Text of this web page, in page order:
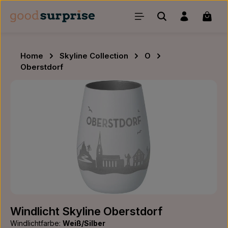
Zum Hauptinhalt springen
Home Skyline Collection
O
Oberstdorf
Bildergalerie überspringen
Windlicht Skyline Oberstdorf
Windlichtfarbe: Weiß/Silber